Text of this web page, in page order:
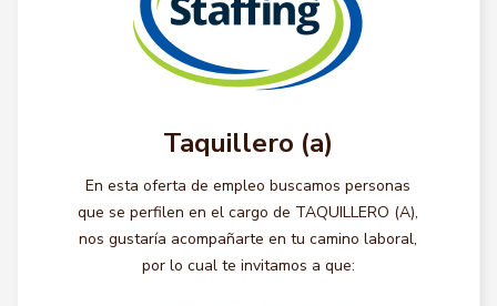
Taquillero (a)
En esta oferta de empleo buscamos personas
que se perfilen en el cargo de TAQUILLERO (A),
nos gustaría acompañarte en tu camino laboral,
por lo cual te invitamos a que: